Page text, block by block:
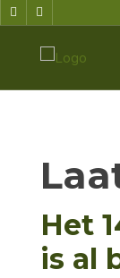
Het
is al